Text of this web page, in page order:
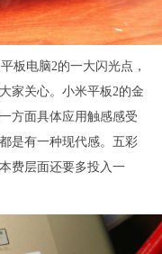
板电脑2的一大闪光点，
家关心。小米平板2的金
方面具体应用触感感受
是有一种现代感。五彩
费层面还要多投入一